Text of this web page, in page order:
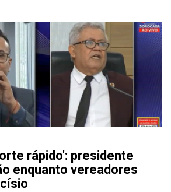
rápido': presidente
enquanto vereadores